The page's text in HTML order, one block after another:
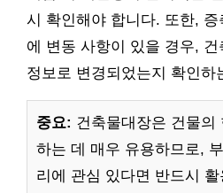
시 확인해야 합니다. 또한,
에 변동 사항이 있을 경우,
정보로 변경되었는지 확인하
중요: 건축물대장은 건물의
하는 데 매우 유용하므로,
리에 관심 있다면 반드시